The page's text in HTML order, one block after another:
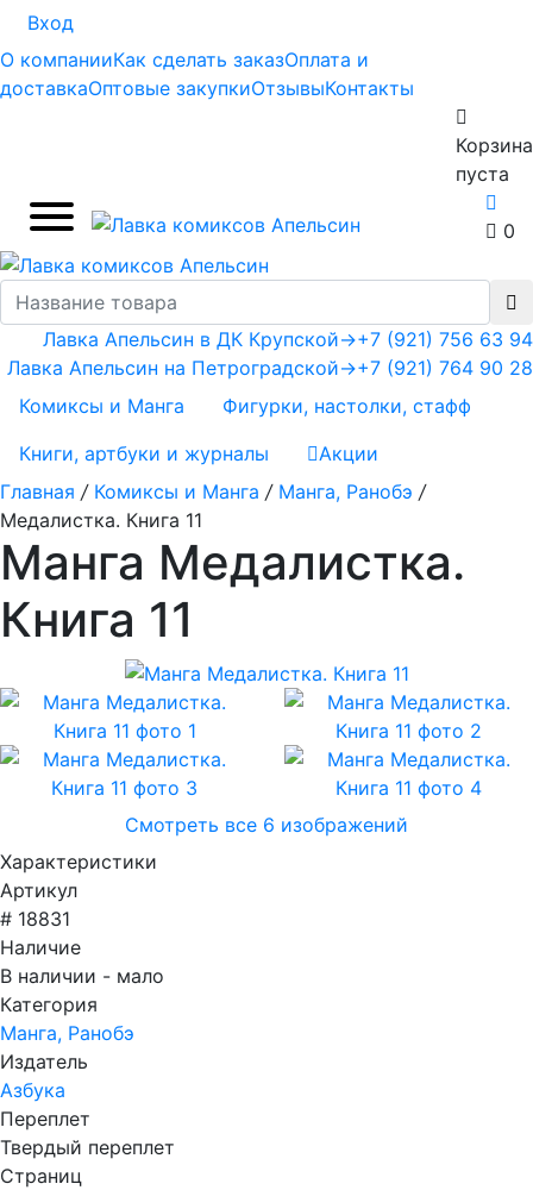
Вход
О компанииКак сделать заказОплата и
доставкаОптовые закупкиОтзывыКонтакты
Корзина
пуста
0
+7 (921) 756 63 94
+7 (921) 764 90 28
Лавка Апельсин в ДК Крупской→
Лавка Апельсин на Петроградской→
Комиксы и Манга
Фигурки, настолки, стафф
Книги, артбуки и журналы
Акции
Главная / Комиксы и Манга / Манга, Ранобэ /
Медалистка. Книга 11
Манга Медалистка.
Книга 11
Смотреть все 6 изображений
Характеристики
Артикул
# 18831
Наличие
В наличии - мало
Категория
Манга, Ранобэ
Издатель
Азбука
Переплет
Твердый переплет
Страниц